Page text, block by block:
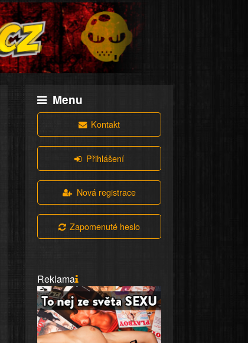
Menu
Kontakt
Přihlášení
Nová registrace
Zapomenuté heslo
Reklama